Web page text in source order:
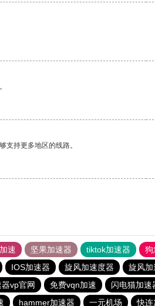
支持更多地区的线路。
速 坚果加速器 tiktok加速器 狗
IOS加速器 旋风加速度器 旋风加
vp官网 免费vqn加速 闪电猫加速
hammer加速器 一元机场 快